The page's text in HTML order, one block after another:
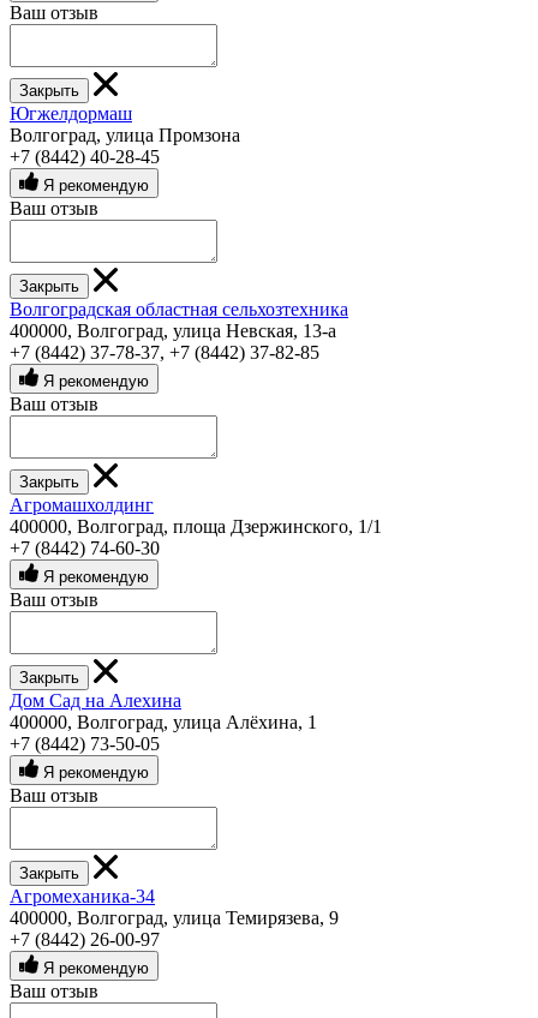
Ваш отзыв
Закрыть
Югжелдормаш
Волгоград, улица Промзона
+7 (8442) 40-28-45
Я рекомендую
Ваш отзыв
Закрыть
Волгоградская областная сельхозтехника
400000, Волгоград, улица Невская, 13-а
+7 (8442) 37-78-37, +7 (8442) 37-82-85
Я рекомендую
Ваш отзыв
Закрыть
Агромашхолдинг
400000, Волгоград, площа Дзержинского, 1/1
+7 (8442) 74-60-30
Я рекомендую
Ваш отзыв
Закрыть
Дом Сад на Алехина
400000, Волгоград, улица Алёхина, 1
+7 (8442) 73-50-05
Я рекомендую
Ваш отзыв
Закрыть
Агромеханика-34
400000, Волгоград, улица Темирязева, 9
+7 (8442) 26-00-97
Я рекомендую
Ваш отзыв